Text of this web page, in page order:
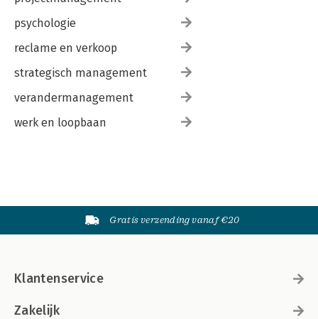
psychologie
reclame en verkoop
strategisch management
verandermanagement
werk en loopbaan
Gratis verzending vanaf €20
Klantenservice
Zakelijk